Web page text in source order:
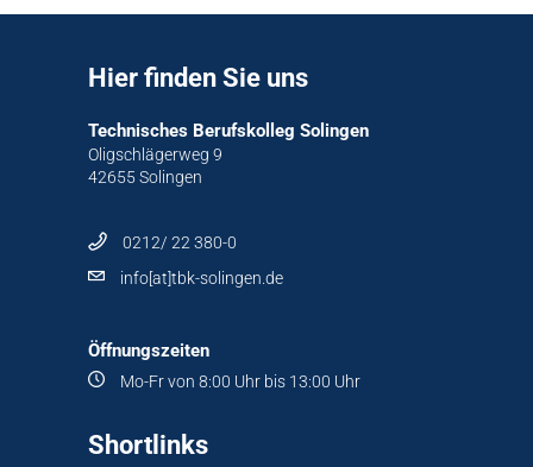
Hier finden Sie uns
Technisches Berufskolleg Solingen
Oligschlägerweg 9
42655 Solingen
0212/ 22 380-0
info[at]tbk-solingen.de
Öffnungszeiten
Mo-Fr von 8:00 Uhr bis 13:00 Uhr
Shortlinks